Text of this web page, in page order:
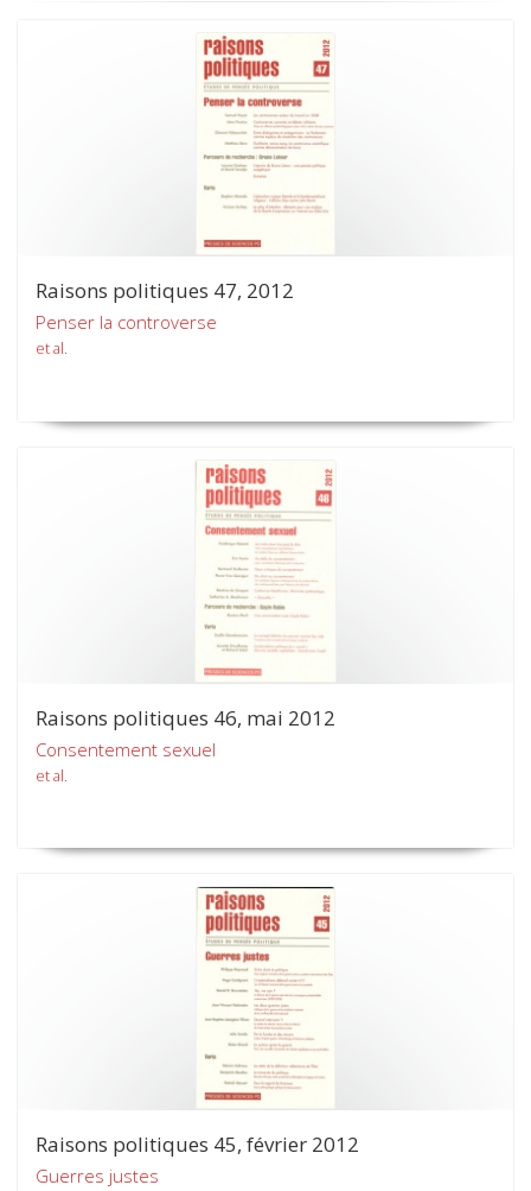
Raisons politiques 47, 2012
Penser la controverse
et al.
Raisons politiques 46, mai 2012
Consentement sexuel
et al.
Raisons politiques 45, février 2012
Guerres justes